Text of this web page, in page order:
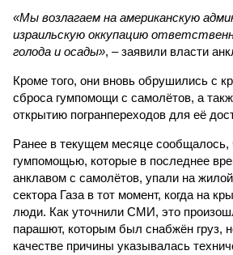
«Мы возлагаем на американскую
израильскую оккупацию
голода и осады», – заявили власти
Кроме того, они вновь обрушились с
сброса гумпомощи с самолётов, а
открытию погранпереходов для её
Ранее в текущем месяце сообщалось,
гумпомощью, которые в последнее
анклавом с самолётов, упали на
сектора Газа в тот момент, когда на
люди. Как уточнили СМИ, это
парашют, которым был снабжён груз,
качестве причины указывалась